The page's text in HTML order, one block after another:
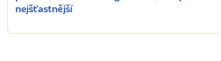
nejšťastnější